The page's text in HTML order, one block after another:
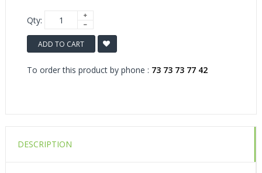
Qty:
ADD TO CART
To order this product by phone : 73 73 73 77 42
DESCRIPTION